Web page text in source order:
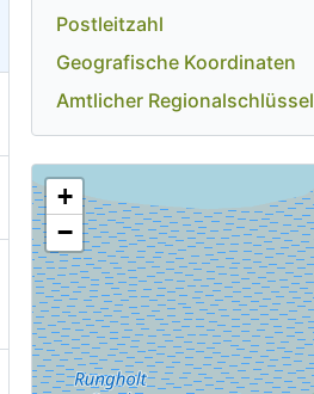
Postleitzahl
Geografische Koordinaten
Amtlicher Regionalschlüssel
+
−